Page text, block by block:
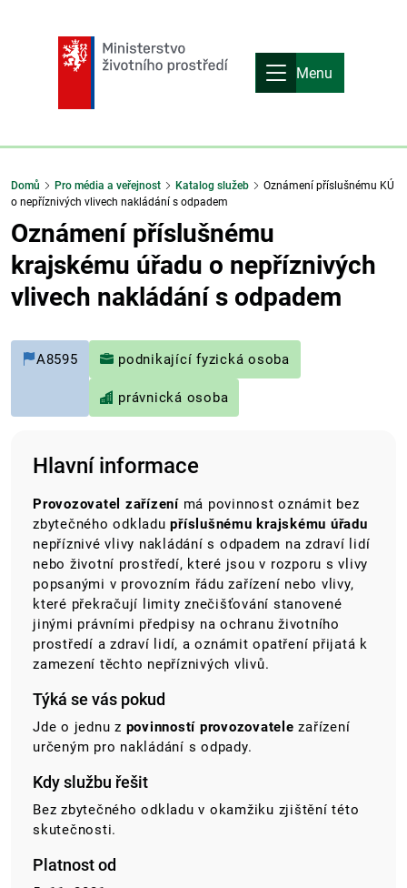
Menu
Domů Pro média a veřejnost Katalog služeb
Oznámení příslušnému KÚ
o nepříznivých vlivech nakládání s odpadem
Oznámení příslušnému
krajskému úřadu o nepříznivých
vlivech nakládání s odpadem
A8595 podnikající fyzická osoba
právnická osoba
Hlavní informace
Provozovatel zařízenímá povinnost oznámit bez
zbytečného odkladu příslušnému krajskému úřadu
nepříznivé vlivy nakládání s odpadem na zdraví lidí
nebo životní prostředí, které jsou v rozporu s vlivy
popsanými v provozním řádu zařízení nebo vlivy,
které překračují limity znečišťování stanovené
jinými právními předpisy na ochranu životního
prostředí a zdraví lidí, a oznámit opatření přijatá k
zamezení těchto nepříznivých vlivů.
Týká se vás pokud
Jde o jednu z povinností provozovatele zařízení
určeným pro nakládání s odpady.
Kdy službu řešit
Bez zbytečného odkladu v okamžiku zjištění této
skutečnosti.
Platnost od